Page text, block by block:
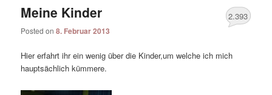
Meine Kinder
Posted on8. Februar 2013
2.393
Hier erfahrt ihr ein wenig über die Kinder,um welche ich mich
hauptsächlich kümmere.